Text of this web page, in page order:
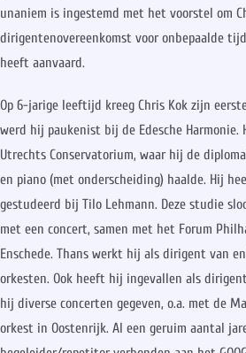
unaniem is ingestemd met het voorstel om
dirigentenovereenkomst voor onbepaalde
heeft aanvaard.
Op 6-jarige leeftijd kreeg Chris Kok zijn
werd hij paukenist bij de Edesche Harmonie.
Utrechts Conservatorium, waar hij de
en piano (met onderscheiding) haalde. Hij
gestudeerd bij Tilo Lehmann. Deze studie
met een concert, samen met het Forum
Enschede. Thans werkt hij als dirigent van
orkesten. Ook heeft hij ingevallen als
hij diverse concerten gegeven, o.a. met de
orkest in Oostenrijk. Al een geruim aantal